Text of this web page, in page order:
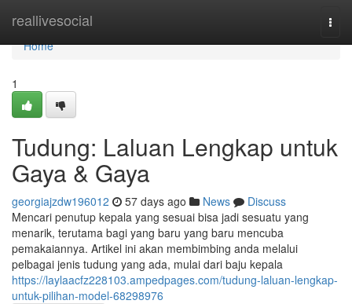
reallivesocial
Home
Home
1
Tudung: Laluan Lengkap untuk
Gaya & Gaya
georgiajzdw196012 57 days ago News
Discuss
Mencari penutup kepala yang sesuai bisa jadi sesuatu yang
menarik, terutama bagi yang baru yang baru mencuba
pemakaiannya. Artikel ini akan membimbing anda melalui
pelbagai jenis tudung yang ada, mulai dari baju kepala
https://laylaacfz228103.ampedpages.com/tudung-laluan-lengkap-
untuk-pilihan-model-68298976